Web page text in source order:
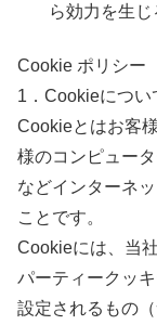
ら効力を生じ
Cookie ポリシー
1．Cookieについ
Cookieとはお客
様のコンピュー
などインターネ
ことです。
Cookieには、当
パーティークッ
設定されるもの